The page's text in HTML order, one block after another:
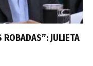
ROBADAS”: JULIETA